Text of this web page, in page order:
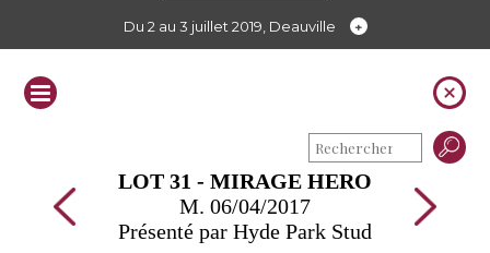
Du 2 au 3 juillet 2019, Deauville
LOT 31 - MIRAGE HERO
M. 06/04/2017
Présenté par Hyde Park Stud